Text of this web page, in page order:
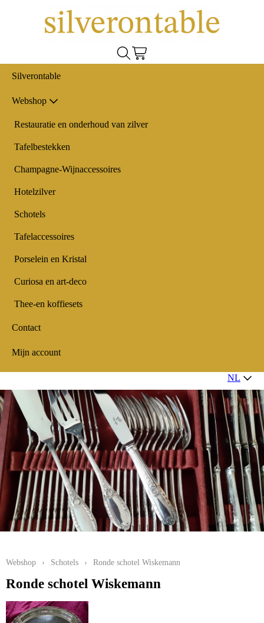
Silverontable
Webshop
Restauratie en onderhoud van zilver
Tafelbestekken
Champagne-Wijnaccessoires
Hotelzilver
Schotels
Tafelaccessoires
Porselein en Kristal
Curiosa en art-deco
Thee-en koffiesets
Contact
Mijn account
NL
Webshop › Schotels › Ronde schotel Wiskemann
Ronde schotel Wiskemann